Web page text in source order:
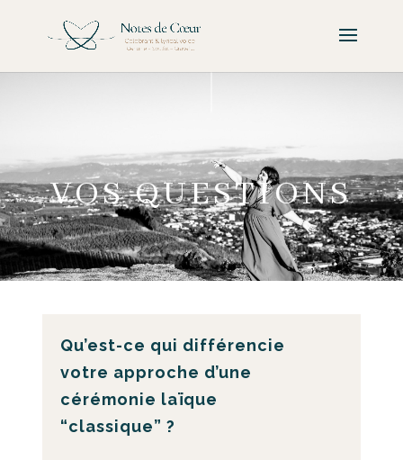
VOS QUESTIONS
Qu’est-ce qui différencie
votre approche d’une
cérémonie laïque
“classique” ?